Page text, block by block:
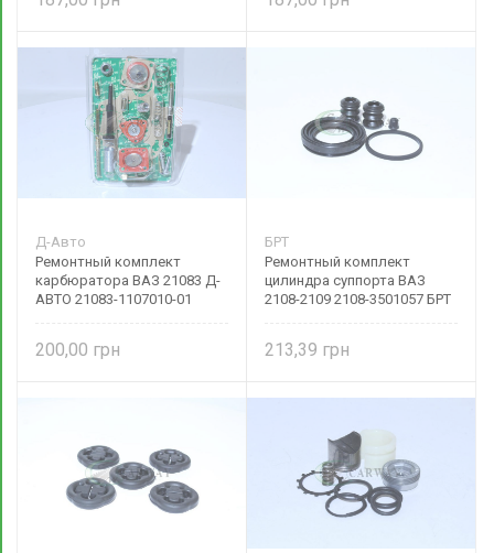
Д-Авто
Ремонтный комплект
карбюратора ВАЗ 21083 Д-
АВТО 21083-1107010-01
200,00
БРТ
Ремонтный комплект
цилиндра суппорта ВАЗ
2108-2109 2108-3501057 БРТ
213,39